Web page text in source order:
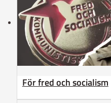
För fred och socialism